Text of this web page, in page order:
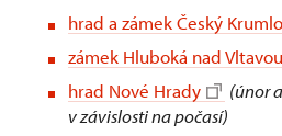
hrad a zámek Český
zámek Hluboká nad Vltavou
hrad Nové Hrady
(únor
v závislosti na počasí)